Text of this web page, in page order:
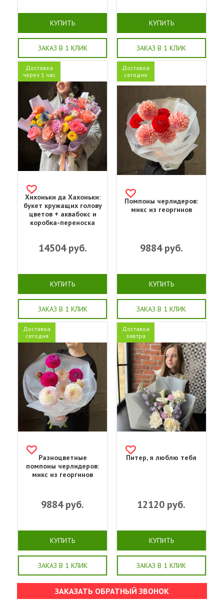
КУПИТЬ
ЗАКАЗ В 1 КЛИК
КУПИТЬ
ЗАКАЗ В 1 КЛИК
Доставка
через 1 час
Хихоньки да Хахоньки:
букет кружащих голову
цветов + аквабокс и
коробка-переноска
14504руб.
КУПИТЬ
ЗАКАЗ В 1 КЛИК
Доставка
сегодня
Помпоны черлидеров:
микс из георгинов
9884руб.
КУПИТЬ
ЗАКАЗ В 1 КЛИК
Доставка
сегодня
Разноцветные
помпоны черлидеров:
микс из георгинов
9884руб.
КУПИТЬ
ЗАКАЗ В 1 КЛИК
Доставка
завтра
Питер, я люблю тебя
12120 руб.
КУПИТЬ
ЗАКАЗ В 1 КЛИК
ЗАКАЗАТЬ ОБРАТНЫЙ ЗВОНОК